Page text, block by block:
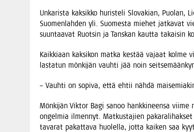
Unka­ris­ta kak­sik­ko huris­te­li Slo­va­kian,
Suo­men­lah­den yli. Suo­mes­ta mie­het jat­ka­vat
suun­taa­vat Ruot­sin ja Tans­kan kaut­ta takai­sin
Kaik­ki­aan kak­si­kon mat­ka kes­tää vajaat
las­ta­tun mön­ki­jän vauh­ti jää noin
– Vauh­ti on sopi­va, että ehtii näh­dä
Mön­ki­jän Vik­tor Bagi sanoo hank­ki­neen­sa
ongel­mia ilmen­nyt. Mat­kus­ta­jien
tava­rat pakat­ta­va huo­lel­la, jot­ta kai­ken saa